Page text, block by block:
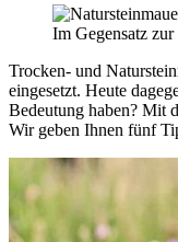
Im Gegensatz
Trocken- und
eingesetzt. Heute
Bedeutung haben? Mit
Wir geben Ihnen fünf